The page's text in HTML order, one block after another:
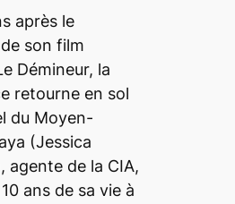
après le
son film
Démineur, la
retourne en sol
du Moyen-
(Jessica
agente de la CIA,
ans de sa vie à